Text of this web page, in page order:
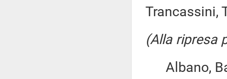
Trancassini,
(Alla ripresa
Albano,